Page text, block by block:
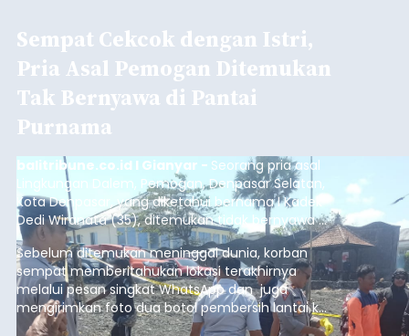
Sempat Cekcok dengan Istri,
Pria Asal Pemogan Ditemukan
Tak Bernyawa di Pantai
Purnama
balitribune.co.id I Gianyar - Seorang pria asal
Lingkungan Dalem, Pemogan, Denpasar Selatan,
Kota Denpasar, yang diketahui bernama I Kadek
Dedi Wiranata (35), ditemukan tidak bernyawa di
pesisir Pantai Purnama, Sukawati.
Sebelum ditemukan meninggal dunia, korban
sempat memberitahukan lokasi terakhirnya
melalui pesan singkat WhatsApp dan juga
mengirimkan foto dua botol pembersih lantai ke
istrinya.